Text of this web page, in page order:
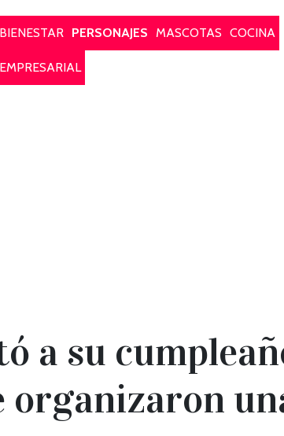
BIENESTAR PERSONAJES MASCOTAS COCINA
EMPRESARIAL
a su
organizaron